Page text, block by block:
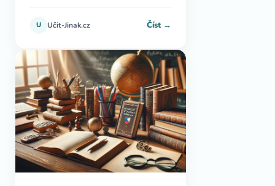
U Učit-Jinak.cz Číst →